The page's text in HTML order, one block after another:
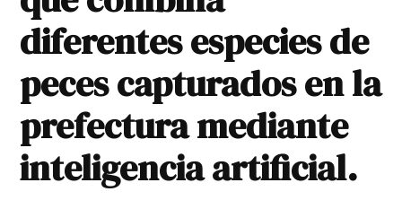
diferentes especies de
peces capturados en la
prefectura mediante
inteligencia artificial.